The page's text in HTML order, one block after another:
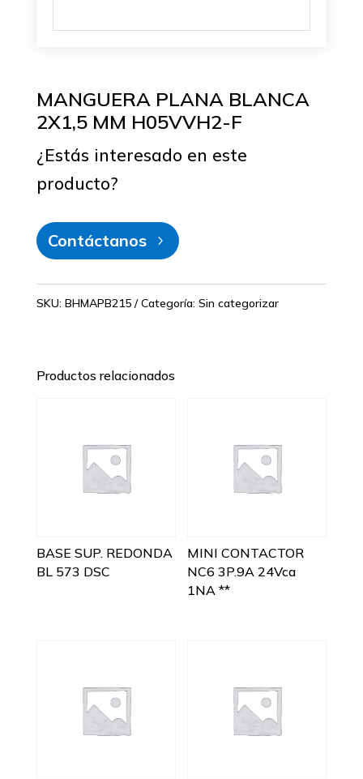
MANGUERA PLANA BLANCA
2X1,5 MM H05VVH2-F
¿Estás interesado en este
producto?
Contáctanos
SKU: BHMAPB215 Categoría: Sin categorizar
Productos relacionados
BASE SUP. REDONDA
BL 573 DSC
MINI CONTACTOR
NC6 3P.9A 24Vca
1NA **